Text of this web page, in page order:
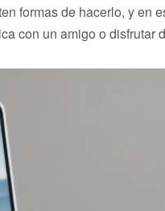
formas de hacerlo, y en
con un amigo o disfrutar